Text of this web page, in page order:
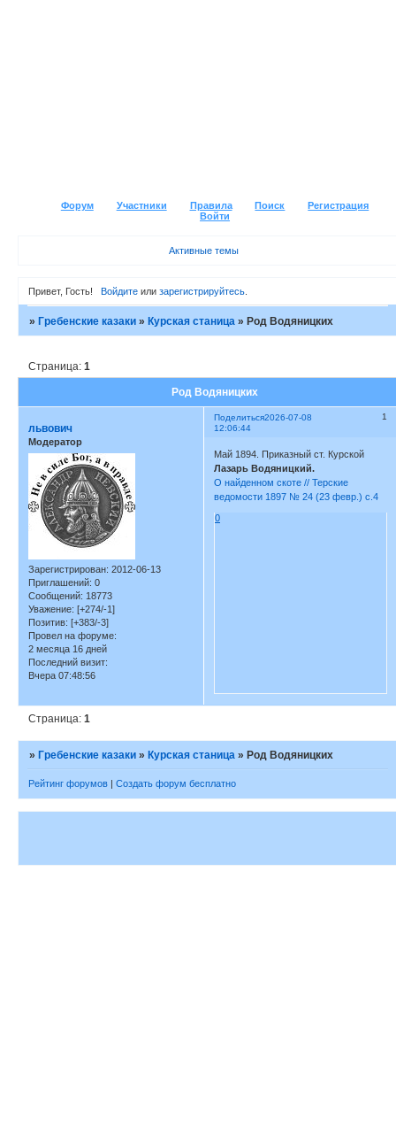
Форум Участники Правила Поиск
Регистрация
Войти
Активные темы
Привет, Гость! Войдитеили зарегистрируйтесь.
»Гребенские казаки »Курская станица »Род Водяницких
Род Водяницких
Страница:1
Поделиться 1
2026-07-08
12:06:44
львович
Модератор
Зарегистрирован: 2012-06-13
Приглашений: 0
Сообщений: 18773
Уважение: [+274/-1]
Позитив: [+383/-3]
Провел на форуме:
2 месяца 16 дней
Последний визит:
Вчера 07:48:56
Май 1894. Приказный ст. Курской
Лазарь Водяницкий.
О найденном скоте // Терские
ведомости 1897 № 24 (23 февр.) с.4
0
Страница:1
» Гребенские казаки » Курская станица » Род Водяницких
Рейтинг форумов | Создать форум бесплатно